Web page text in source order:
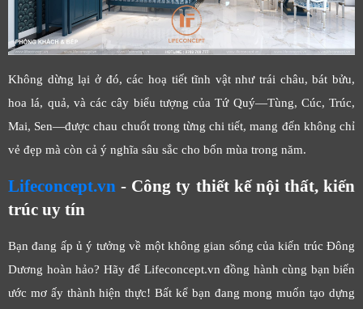
Không dừng lại ở đó, các hoạ tiết tĩnh vật như trái châu, bát bửu,
hoa lá, quả, và các cây biểu tượng của Tứ Quý—Tùng, Cúc, Trúc,
Mai, Sen—được chau chuốt trong từng chi tiết, mang đến không chỉ
vẻ đẹp mà còn cả ý nghĩa sâu sắc cho bốn mùa trong năm.
Lifeconcept.vn - Công ty thiết kế nội thất, kiến
trúc uy tín
Bạn đang ấp ủ ý tưởng về một không gian sống của kiến trúc Đông
Dương hoàn hảo? Hãy để Lifeconcept.vn đồng hành cùng bạn biến
ước mơ ấy thành hiện thực! Bất kể bạn đang mong muốn tạo dựng